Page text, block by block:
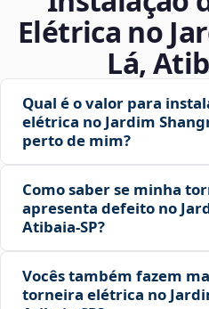
Elétrica no
Lá,
Qual é o valor para
elétrica no Jardim
perto de mim?
Como saber se minha
apresenta defeito no
Atibaia‑SP?
Vocês também fazem
torneira elétrica no